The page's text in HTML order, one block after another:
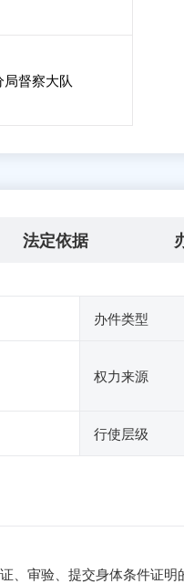
督察大队
法定依据
办件类型
权力来源
行使层级
、审验、提交身体条件证